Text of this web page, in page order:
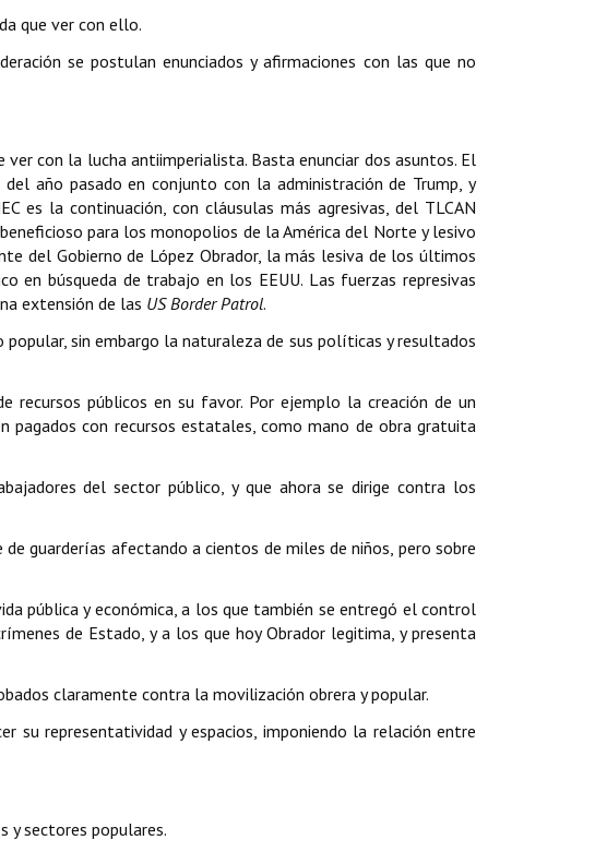
que ver con ello.
se postulan enunciados y afirmaciones con las que no
con la lucha antiimperialista. Basta enunciar dos asuntos. El
año pasado en conjunto con la administración de Trump, y
es la continuación, con cláusulas más agresivas, del TLCAN
para los monopolios de la América del Norte y lesivo
del Gobierno de López Obrador, la más lesiva de los últimos
en búsqueda de trabajo en los EEUU. Las fuerzas represivas
extensión de las US Border Patrol.
sin embargo la naturaleza de sus políticas y resultados
recursos públicos en su favor. Por ejemplo la creación de un
con recursos estatales, como mano de obra gratuita
del sector público, y que ahora se dirige contra los
guarderías afectando a cientos de miles de niños, pero sobre
pública y económica, a los que también se entregó el control
de Estado, y a los que hoy Obrador legitima, y presenta
claramente contra la movilización obrera y popular.
su representatividad y espacios, imponiendo la relación entre
y sectores populares.